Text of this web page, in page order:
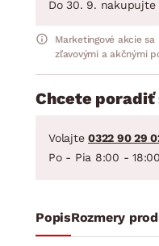
Do 30. 9. nakupujte
Marketingové akcie
zľavovými a akčnými
Chcete
Volajte 0322 90 29
Po - Pia 8:00 -
PopisRozmery